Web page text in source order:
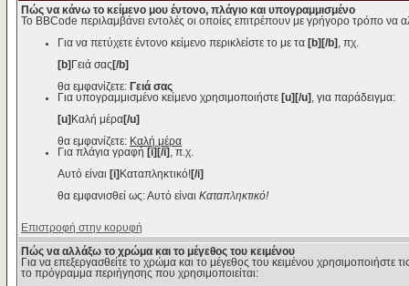
Πώς να κάνω το κείμενο μου έντονο, πλάγιο και υπογραμμισμένο
Το BBCode περιλαμβάνει εντολές οι οποίες επιτρέπουν με γρήγορο τρόπο
Για να πετύχετε έντονο κείμενο περικλείστε το με τα [b][/b]
, πχ.
[b] Γειά σας [/b]
θα εμφανίζετε: Γειά σας
Για υπογραμμισμένο κείμενο χρησιμοποιήστε [u][/u]
, για παράδειγμα:
[u] Καλή μέρα[/u]
θα εμφανίζετε: Καλή μέρα
Για πλάγια γραφή [i][/i]
, π.χ.
Αυτό είναι [i] Καταπληκτικό![/i]
θα εμφανισθεί ως: Αυτό είναι Καταπληκτικό!
Επιστροφή στην κορυφή
Πώς να αλλάξω το χρώμα και το μέγεθος του κειμένου
Για να επεξεργασθείτε το χρώμα και το μέγεθος του κειμένου χρησιμοποιήστε
το πρόγραμμα περιήγησης που χρησιμοποιείται: